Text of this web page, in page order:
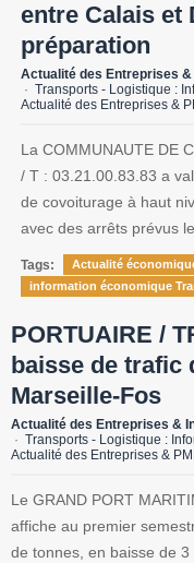
entre Calais et
préparation
Actualité des Entreprises
Transports - Logistique :
Actualité des Entreprises &
La COMMUNAUTE DE
/ T : 03.21.00.83.83 a
de covoiturage à haut
avec des arrêts prévus
Tags:
Actualité
information économique
PORTUAIRE /
baisse de trafic
Marseille-Fos
Actualité des Entreprises &
Transports - Logistique :
Actualité des Entreprises &
Le GRAND PORT
affiche au premier
de tonnes, en baisse de